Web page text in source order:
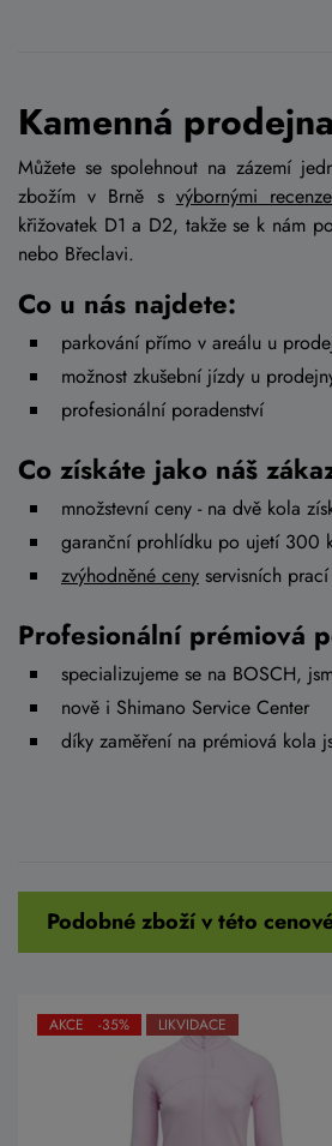
Kamenná
Můžete se spolehnout na zázemí
zbožím v Brně s výbornými
křižovatek D1 a D2, takže se k nám
nebo Břeclavi.
Co u nás najdete:
parkování přímo v areálu u
možnost zkušební jízdy u
profesionální poradenství
Co získáte jako náš
množstevní ceny - na dvě kola
garanční prohlídku po ujetí 300
zvýhodněné ceny servisních
Profesionální prémiová
specializujeme se na BOSCH,
nově i Shimano Service Center
díky zaměření na prémiová kola
Podobné zboží v této
AKCE -35% LIKVIDACE